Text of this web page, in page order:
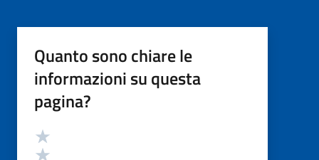
Quanto sono chiare le
informazioni su questa
pagina?
Valutazione